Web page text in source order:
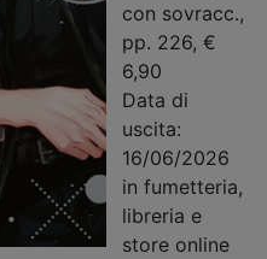
con sovracc.,
pp. 226, €
6,90
Data di
uscita:
16/06/2026
in fumetteria,
libreria e
store online